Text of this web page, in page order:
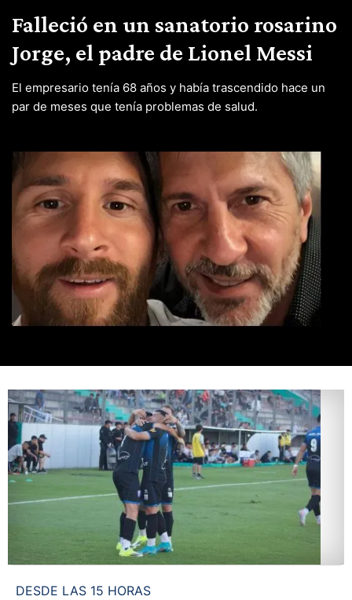
Falleció en un sanatorio rosarino
Jorge, el padre de Lionel Messi
El empresario tenía 68 años y había trascendido hace un
par de meses que tenía problemas de salud.
DESDE LAS 15 HORAS